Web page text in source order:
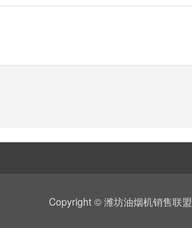
Copyright © 潍坊油烟机销售联盟